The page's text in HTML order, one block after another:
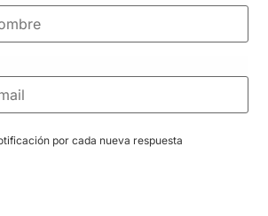
por cada nueva respuesta